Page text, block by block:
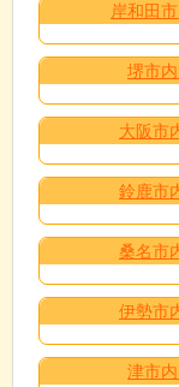
岸和田
堺市
大阪市
鈴鹿市
桑名市
伊勢市
津市